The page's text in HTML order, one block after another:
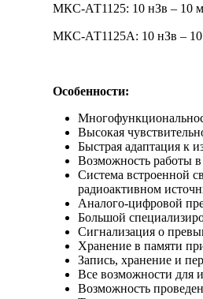
МКС-АТ1125: 10 нЗв – 10
МКС-АТ1125А: 10 нЗв – 10
Особенности:
Высокая
Быстрая адаптация к
Возможность работы
Система встроенной
радиоактивном
Аналого-цифровой
Большой
Сигнализация о
Хранение в памяти
Запись, хранение и
Все возможности для
Возможность